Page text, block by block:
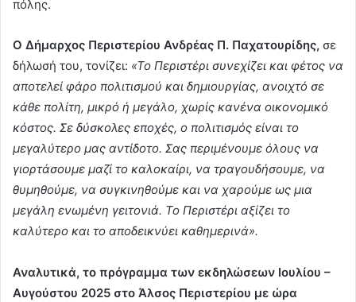
πόλης.
Ο Δήμαρχος Περιστερίου Ανδρέας Π. Παχατουρίδης, σε
δήλωσή του, τονίζει: «Το Περιστέρι συνεχίζει και φέτος να
αποτελεί φάρο πολιτισμού και δημιουργίας, ανοιχτό σε
κάθε πολίτη, μικρό ή μεγάλο, χωρίς κανένα οικονομικό
κόστος. Σε δύσκολες εποχές, ο πολιτισμός είναι το
μεγαλύτερο μας αντίδοτο. Σας περιμένουμε όλους να
γιορτάσουμε μαζί το καλοκαίρι, να τραγουδήσουμε, να
θυμηθούμε, να συγκινηθούμε και να χαρούμε ως μια
μεγάλη ενωμένη γειτονιά. Το Περιστέρι αξίζει το
καλύτερο και το αποδεικνύει καθημερινά».
Αναλυτικά, το πρόγραμμα των εκδηλώσεων Ιουλίου –
Αυγούστου 2025 στο Άλσος Περιστερίου με ώρα